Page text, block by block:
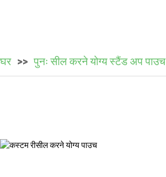
घर पुनः सील करने योग्य स्टैंड अप पाउच